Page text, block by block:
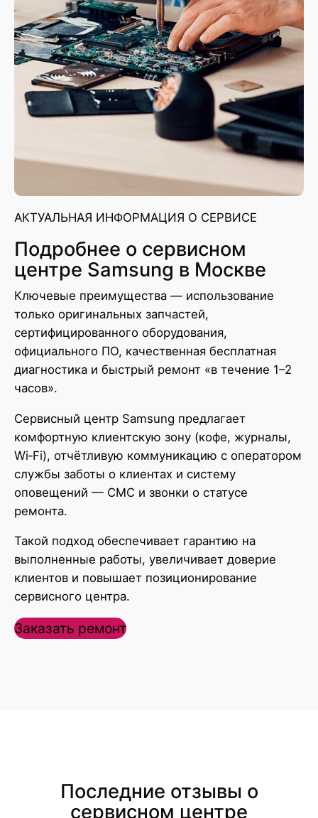
АКТУАЛЬНАЯ ИНФОРМАЦИЯ О СЕРВИСЕ
Подробнее о сервисном
центре Samsung в Москве
Ключевые преимущества — использование
только оригинальных запчастей,
сертифицированного оборудования,
официального ПО, качественная бесплатная
диагностика и быстрый ремонт «в течение 1–2
часов».
Сервисный центр Samsung предлагает
комфортную клиентскую зону (кофе, журналы,
Wi‑Fi), отчётливую коммуникацию с оператором
службы заботы о клиентах и систему
оповещений — СМС и звонки о статусе
ремонта.
Такой подход обеспечивает гарантию на
выполненные работы, увеличивает доверие
клиентов и повышает позиционирование
сервисного центра.
Заказать ремонт
Последние отзывы о
сервисном центре